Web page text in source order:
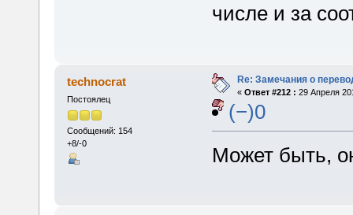
числе и за
technocrat
Постоялец
Сообщений: 154
+8/-0
Re: Замечания о
« Ответ #212 : 29 Апреля
(−)0
Может быть,